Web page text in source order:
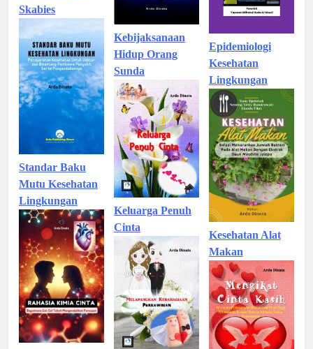
Skabies
Standar Baku
Mutu Kesehatan
Lingkungan
Kebijaksanaan
Hidup Orang
Sunda
Keluarga Penuh
Cinta
Epidemiologi
Kesehatan
Lingkungan
Kesehatan Alat
Makan